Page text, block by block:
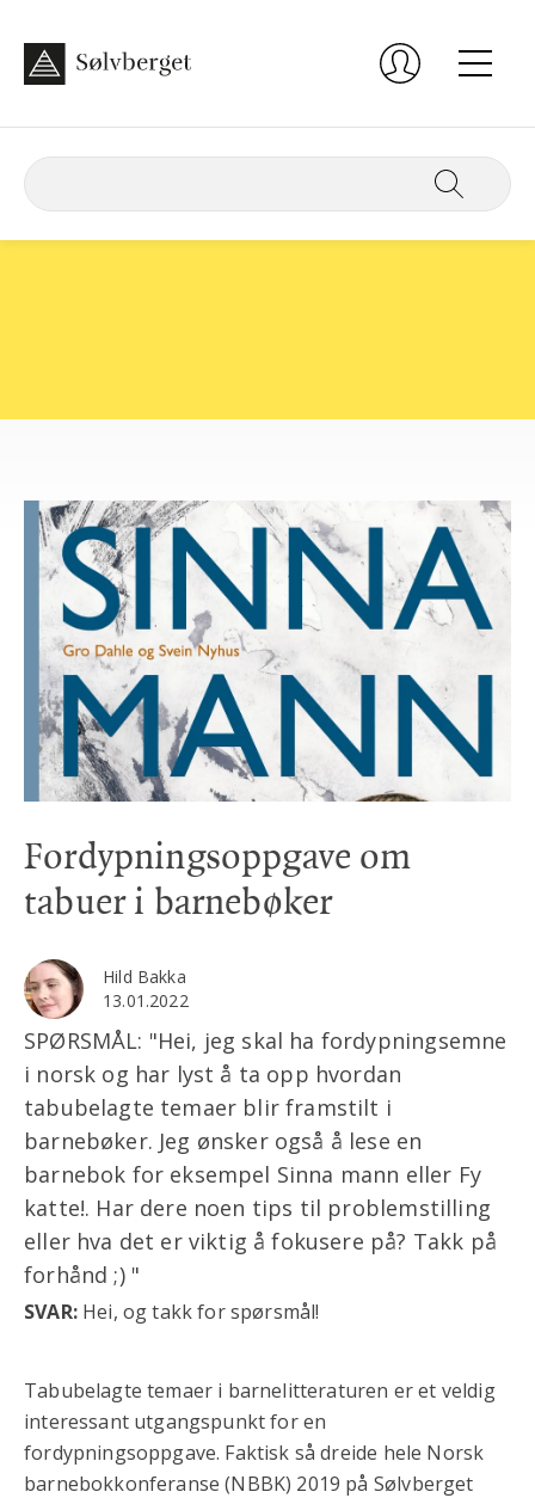
Fordypningsoppgave om
tabuer i barnebøker
Hild Bakka
13.01.2022
SPØRSMÅL: "Hei, jeg skal ha fordypningsemne
i norsk og har lyst å ta opp hvordan
tabubelagte temaer blir framstilt i
barnebøker. Jeg ønsker også å lese en
barnebok for eksempel Sinna mann eller Fy
katte!. Har dere noen tips til problemstilling
eller hva det er viktig å fokusere på? Takk på
forhånd ;) "
SVAR:Hei, og takk for spørsmål!
Tabubelagte temaer i barnelitteraturen er et veldig
interessant utgangspunkt for en
fordypningsoppgave. Faktisk så dreide hele Norsk
barnebokkonferanse (NBBK) 2019 på Sølvberget